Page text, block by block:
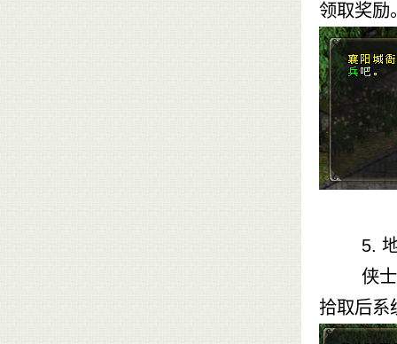
领取奖励
5. 地
侠士接
拾取后系